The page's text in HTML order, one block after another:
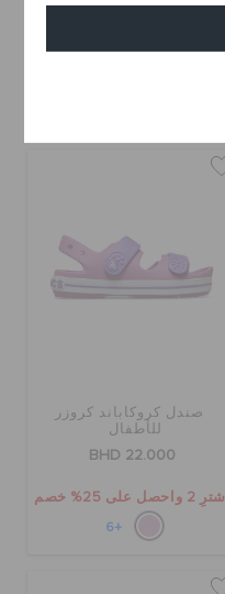
Fisherman
صندل كروكاباند كروزر
للأطفال
BHD 22.000
اشترِ 2 واحصل على 25% خصم
+6